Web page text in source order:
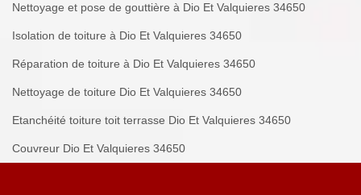
Nettoyage et pose de gouttière à Dio Et Valquieres 34650
Isolation de toiture à Dio Et Valquieres 34650
Réparation de toiture à Dio Et Valquieres 34650
Nettoyage de toiture Dio Et Valquieres 34650
Etanchéité toiture toit terrasse Dio Et Valquieres 34650
Couvreur Dio Et Valquieres 34650